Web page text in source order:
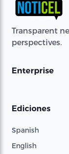
Transparent
perspectives.
Enterprise
Ediciones
Spanish
English